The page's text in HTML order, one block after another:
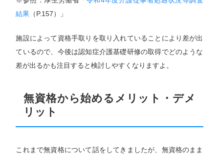
結果 （P.157）」
施設によって資格手取りを取り入れていることにより差が出
ているので、今後は認知症介護基礎研修の取得でどのような
差が出るかも注目すると検討しやすくなりますよ。
無資格から始めるメリット・デメ
リット
これまで無資格について話をしてきましたが、無資格のまま